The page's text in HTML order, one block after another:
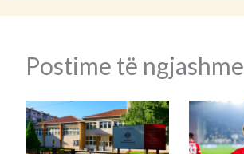
Postime të ngjashme